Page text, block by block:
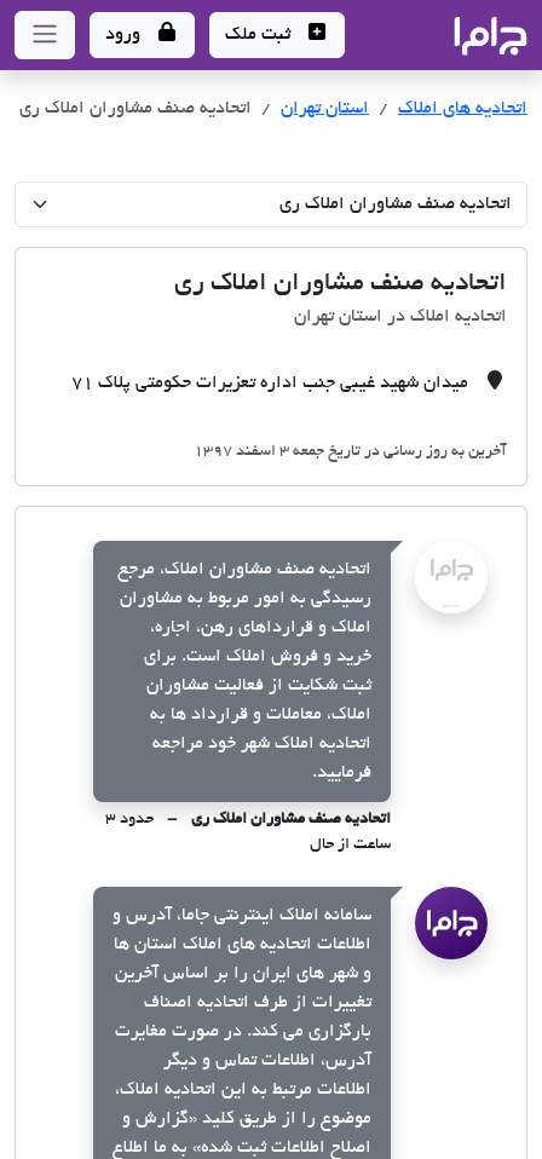
- سامانه جامع املاک و مشاورین املاک
ثبت ملک ورود
اتحادیه های املاک اتحادیه های املاک
استان تهران اتحادیه صنف مشاوران املاک ری
اتحادیه صنف مشاوران املاک ری
اتحادیه املاک در استان تهران
میدان شهید غیبی جنب اداره تعزیرات حکومتی پلاک 71
آخرین به روز رسانی در تاریخ جمعه 3 اسفند 1397
اتحادیه صنف مشاوران املاک، مرجع
رسیدگی به امور مربوط به مشاوران
املاک و قرارداهای رهن، اجاره،
خرید و فروش املاک است. برای
ثبت شکایت از فعالیت مشاوران
املاک، معاملات و قرارداد ها به
اتحادیه املاک شهر خود مراجعه
فرمایید.
اتحادیه صنف مشاوران املاک ری
حدود ۳
ساعت از حال
سامانه املاک اینترنتی جاما، آدرس و
اطلاعات اتحادیه های املاک استان ها
و شهر های ایران را بر اساس آخرین
تغییرات از طرف اتحادیه اصناف
بارگزاری می کند. در صورت مغایرت
آدرس، اطلاعات تماس و دیگر
اطلاعات مرتبط به این اتحادیه املاک،
موضوع را از طریق کلید «گزارش و
اصلاح اطلاعات ثبت شده» به ما اطلاع